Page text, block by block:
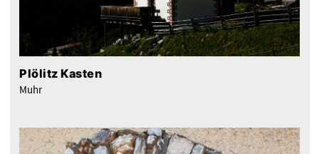
Plölitz Kasten
Muhr